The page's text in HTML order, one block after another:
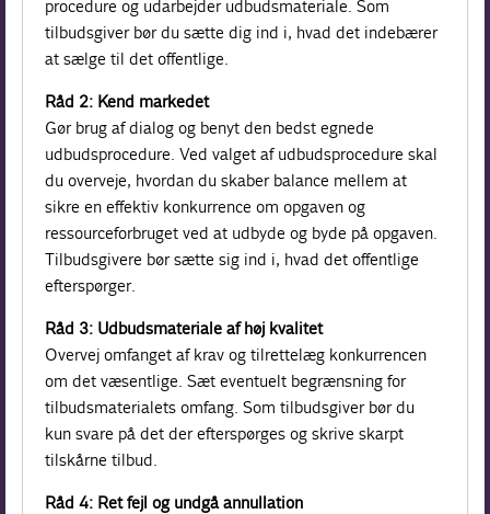
procedure og udarbejder udbudsmateriale. Som
tilbudsgiver bør du sætte dig ind i, hvad det indebærer
at sælge til det offentlige.
Råd 2: Kend markedet
Gør brug af dialog og benyt den bedst egnede
udbudsprocedure. Ved valget af udbudsprocedure skal
du overveje, hvordan du skaber balance mellem at
sikre en effektiv konkurrence om opgaven og
ressourceforbruget ved at udbyde og byde på opgaven.
Tilbudsgivere bør sætte sig ind i, hvad det offentlige
efterspørger.
Råd 3: Udbudsmateriale af høj kvalitet
Overvej omfanget af krav og tilrettelæg konkurrencen
om det væsentlige. Sæt eventuelt begrænsning for
tilbudsmaterialets omfang. Som tilbudsgiver bør du
kun svare på det der efterspørges og skrive skarpt
tilskårne tilbud.
Råd 4: Ret fejl og undgå annullation